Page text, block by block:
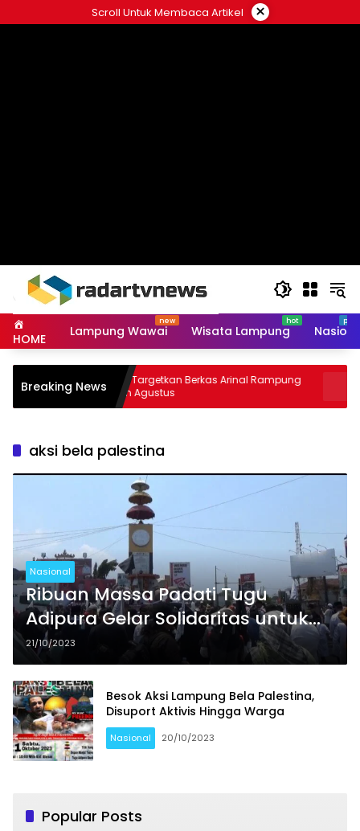
to
Scroll Untuk Membaca Artikel ×
HOME Lampung Wawai Wisata Lampung
Breaking News
Kejati Targetkan Berkas Arinal Rampung
Bulan Agustus
aksi bela palestina
Nasional
Ribuan Massa Padati Tugu
Adipura Gelar Solidaritas untuk
Palestina di Bandar Lampung
21/10/2023
Besok Aksi Lampung Bela Palestina,
Disuport Aktivis Hingga Warga
Nasional 20/10/2023
Popular Posts